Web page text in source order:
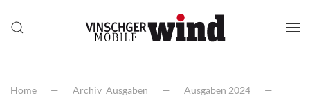
Home Archiv_Ausgaben
Ausgaben 2024